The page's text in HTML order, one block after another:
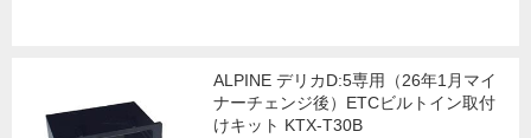
ALPINE デリカD:5専用（26年1月マイ
ナーチェンジ後）ETCビルトイン取付
けキット KTX-T30B